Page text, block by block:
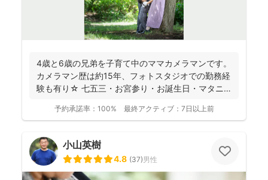
4歳と6歳の兄弟を子育て中のママカメラマンです。
カメラマン歴は約15年、フォトスタジオでの勤務経
験も有り☆ 七五三・お宮参り・お誕生日・マタニ
予約承諾率： 100% 最終アクティブ： 7日以上前
小山英樹
4.8 (37)男性